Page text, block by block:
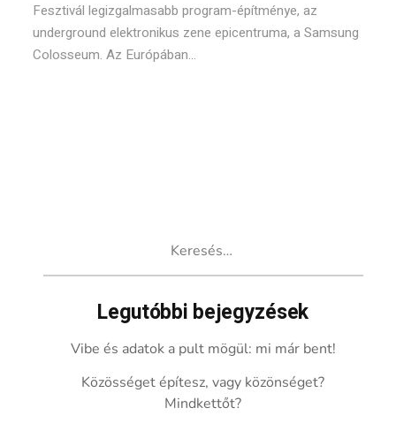
Fesztivál legizgalmasabb program-építménye, az
underground elektronikus zene epicentruma, a Samsung
Colosseum. Az Európában...
Legutóbbi bejegyzések
Vibe és adatok a pult mögül: mi már bent!
Közösséget építesz, vagy közönséget?
Mindkettőt?